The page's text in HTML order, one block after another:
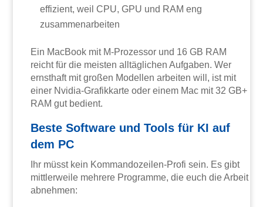
effizient, weil CPU, GPU und RAM eng
zusammenarbeiten
Ein MacBook mit M-Prozessor und 16 GB RAM
reicht für die meisten alltäglichen Aufgaben. Wer
ernsthaft mit großen Modellen arbeiten will, ist mit
einer Nvidia-Grafikkarte oder einem Mac mit 32 GB+
RAM gut bedient.
Beste Software und Tools für KI auf
dem PC
Ihr müsst kein Kommandozeilen-Profi sein. Es gibt
mittlerweile mehrere Programme, die euch die Arbeit
abnehmen: